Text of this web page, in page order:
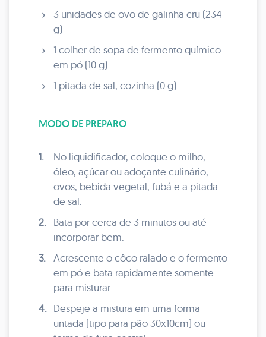
3 unidades de ovo de galinha cru (234
g)
1 colher de sopa de fermento químico
em pó (10 g)
1 pitada de sal, cozinha (0 g)
MODO DE PREPARO
1.
No liquidificador, coloque o milho,
óleo, açúcar ou adoçante culinário,
ovos, bebida vegetal, fubá e a pitada
de sal.
2.
Bata por cerca de 3 minutos ou até
incorporar bem.
3.
Acrescente o côco ralado e o fermento
em pó e bata rapidamente somente
para misturar.
4.
Despeje a mistura em uma forma
untada (tipo para pão 30x10cm) ou